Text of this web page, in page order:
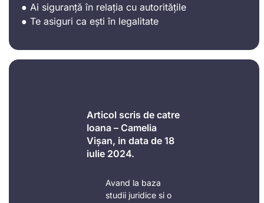
● Ai siguranță în relația cu autoritățile
● Te asiguri ca ești în legalitate
Articol scris de catre
Ioana – Camelia
Vișan, in data de 18
iulie 2024.
Avand la baza
studii juridice si o